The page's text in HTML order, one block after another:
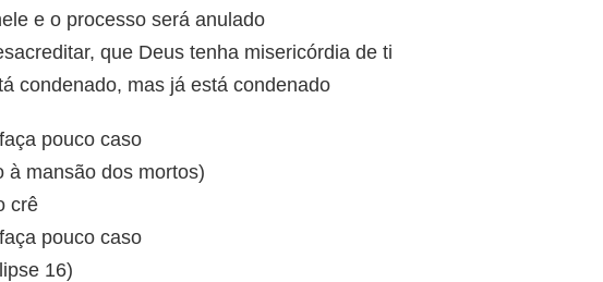
e o processo será anulado
que Deus tenha misericórdia de ti
condenado, mas já está condenado
pouco caso
à mansão dos mortos)
crê
pouco caso
16)